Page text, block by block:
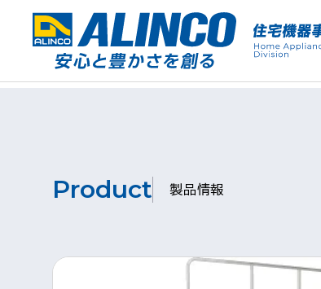
Product 製品情報